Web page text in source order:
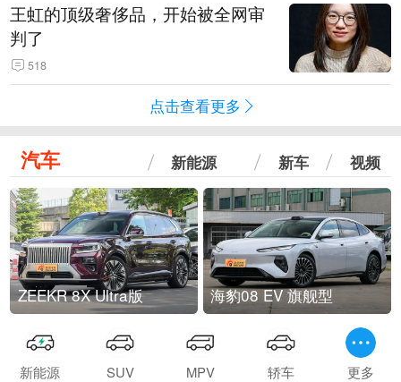
王虹的顶级奢侈品，开始被全网审
判了
518
点击查看更多
汽车 新能源 新车 视频
ZEEKR 8X Ultra版 海豹08 EV 旗舰型
新能源 SUV MPV 轿车 更多